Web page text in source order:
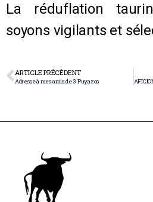
La réduflation
soyons vigilants et
ARTICLE PRÉCÉDENT
Adresse à mes amis de 3 Puyazos